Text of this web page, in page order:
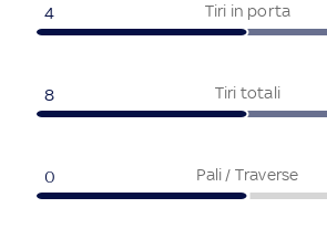
Tiri in porta
4
Tiri totali
8
Pali / Traverse
0